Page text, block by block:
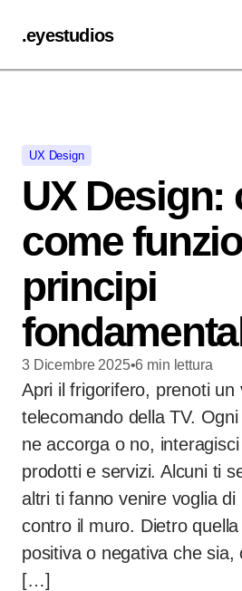
.eyestudios
UX Design
UX Design:
come
principi
3 Dicembre 2025•6 min lettura
Apri il frigorifero, prenoti un
telecomando della TV.
ne accorga o no,
prodotti e servizi. Alcuni ti
altri ti fanno venire voglia di
contro il muro. Dietro
positiva o negativa che sia,
[…]